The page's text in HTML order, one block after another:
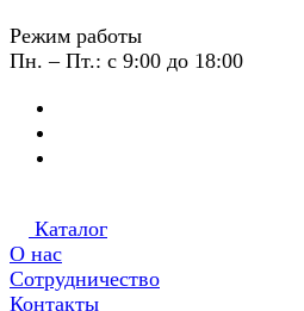
Режим работы
Пн. – Пт.: с 9:00 до 18:00
Каталог
О нас
Сотрудничество
Контакты